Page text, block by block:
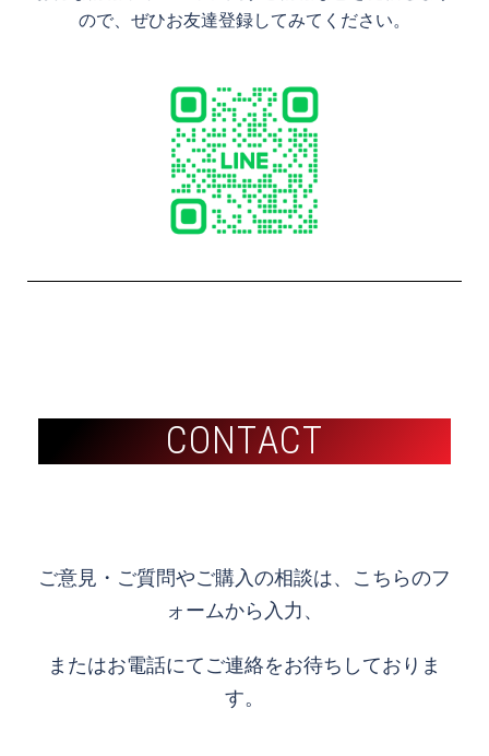
ので、ぜひお友達登録してみてください。
CONTACT
CONTACT
ご意見・ご質問やご購入の相談は、こちらのフ
ォームから入力、
またはお電話にてご連絡をお待ちしておりま
す。